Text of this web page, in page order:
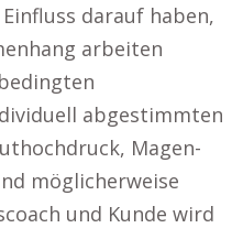
darauf haben,
arbeiten
abgestimmten
Magen-
möglicherweise
und Kunde wird